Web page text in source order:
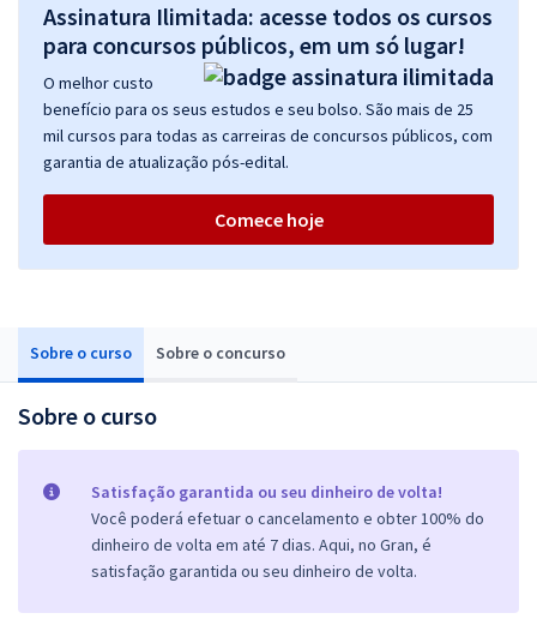
Sobre o curso Sobre o concurso
Sobre o curso
Satisfação garantida ou seu dinheiro de volta!
Você poderá efetuar o cancelamento e obter 100% do
dinheiro de volta em até 7 dias. Aqui, no Gran, é
satisfação garantida ou seu dinheiro de volta.
Assinatura Ilimitada: acesse todos os cursos
para concursos públicos, em um só lugar!
O melhor custo
benefício para os seus estudos e seu bolso. São mais de 25
mil cursos para todas as carreiras de concursos públicos, com
garantia de atualização pós-edital.
Comece hoje